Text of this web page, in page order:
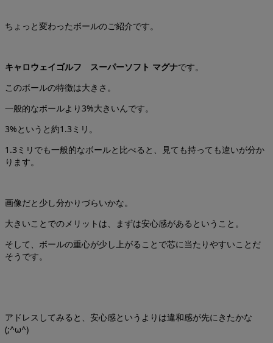
ちょっと変わったボールのご紹介です。
キャロウェイゴルフ スーパーソフト マグナです。
このボールの特徴は大きさ。
一般的なボールより3%大きいんです。
3%というと約1.3ミリ。
1.3ミリでも一般的なボールと比べると、見ても持っても違いが分か
ります。
画像だと少し分かりづらいかな。
大きいことでのメリットは、まずは安心感があるということ。
そして、ボールの重心が少し上がることで芯に当たりやすいことだ
そうです。
アドレスしてみると、安心感というよりは違和感が先にきたかな
(;^ω^)